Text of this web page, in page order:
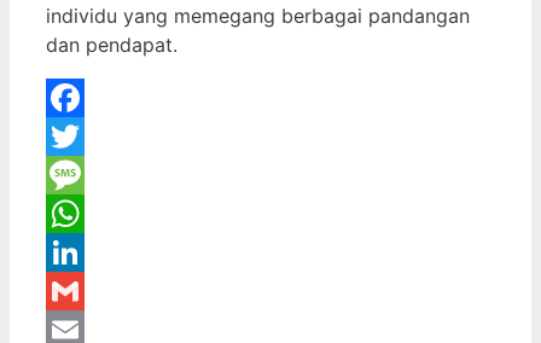
individu yang memegang berbagai pandangan
dan pendapat.
Facebook
Twitter
Message
WhatsApp
LinkedIn
Gmail